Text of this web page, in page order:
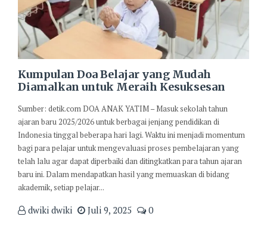
Kumpulan Doa Belajar yang Mudah
Diamalkan untuk Meraih Kesuksesan
Sumber: detik.com DOA ANAK YATIM – Masuk sekolah tahun
ajaran baru 2025/2026 untuk berbagai jenjang pendidikan di
Indonesia tinggal beberapa hari lagi. Waktu ini menjadi momentum
bagi para pelajar untuk mengevaluasi proses pembelajaran yang
telah lalu agar dapat diperbaiki dan ditingkatkan para tahun ajaran
baru ini. Dalam mendapatkan hasil yang memuaskan di bidang
akademik, setiap pelajar...
dwiki dwiki Juli 9, 2025 0